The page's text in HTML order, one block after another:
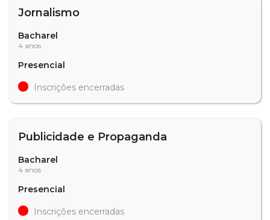
Jornalismo
Bacharel
4 anos
Presencial
Inscrições encerradas
Publicidade e Propaganda
Bacharel
4 anos
Presencial
Inscrições encerradas